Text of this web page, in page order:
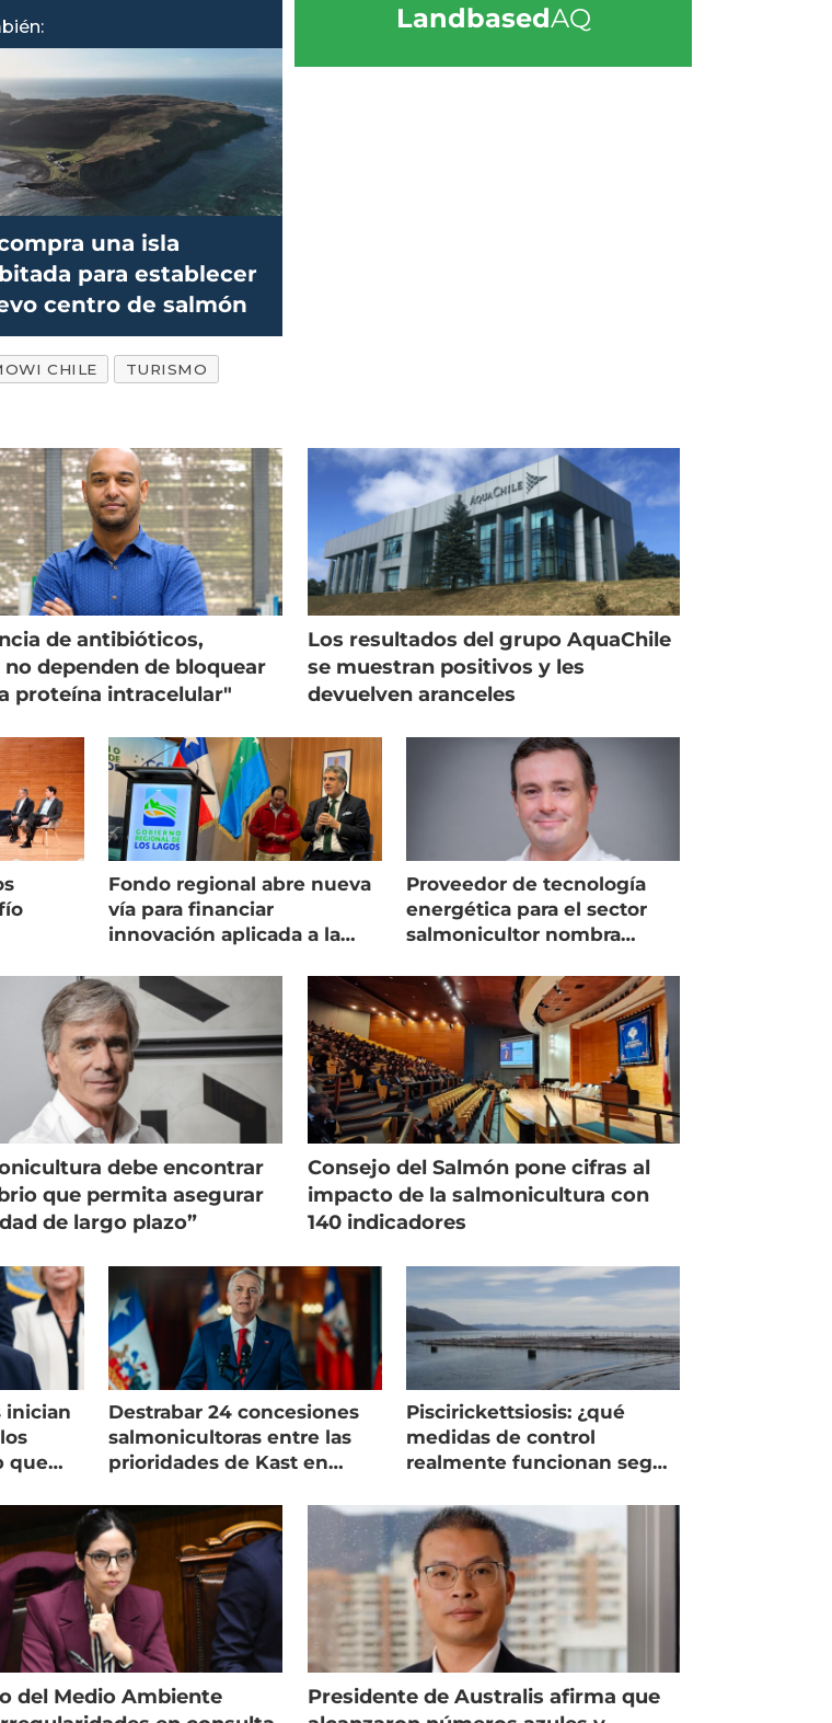
una isla
para establecer
centro de salmón
LandbasedAQ
CHILE TURISMO
de antibióticos,
dependen de bloquear
proteína intracelular"
Los resultados del grupo AquaChile
se muestran positivos y les
devuelven aranceles
Fondo regional abre nueva
vía para financiar
innovación aplicada a la
Proveedor de tecnología
energética para el sector
salmonicultor nombra
debe encontrar
que permita asegurar
de largo plazo”
Consejo del Salmón pone cifras al
impacto de la salmonicultura con
140 indicadores
inician
que
Destrabar 24 concesiones
salmonicultoras entre las
prioridades de Kast en
Piscirickettsiosis: ¿qué
medidas de control
realmente funcionan según
del Medio Ambiente
Presidente de Australis afirma que